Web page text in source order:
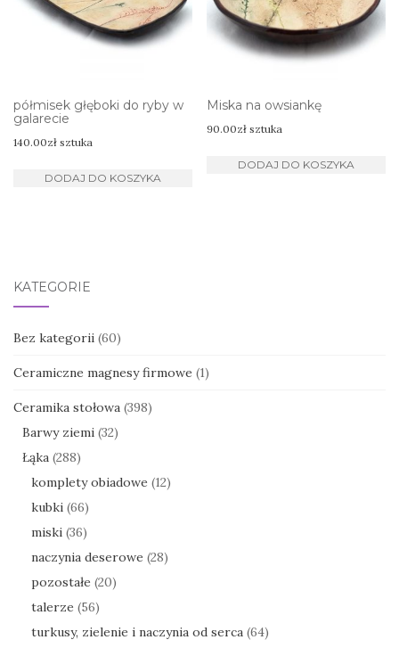
półmisek głęboki do ryby w
galarecie
140.00zł sztuka
DODAJ DO KOSZYKA
Miska na owsiankę
90.00zł sztuka
DODAJ DO KOSZYKA
KATEGORIE
Bez kategorii (60)
Ceramiczne magnesy firmowe (1)
Ceramika stołowa (398)
Barwy ziemi (32)
Łąka (288)
komplety obiadowe (12)
kubki (66)
miski (36)
naczynia deserowe (28)
pozostałe (20)
talerze (56)
turkusy, zielenie i naczynia od serca (64)